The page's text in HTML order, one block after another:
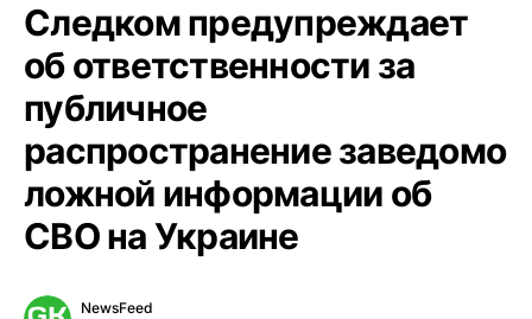
Следком предупреждает
об ответственности за
публичное
распространение заведомо
ложной информации об
СВО на Украине
NewsFeed